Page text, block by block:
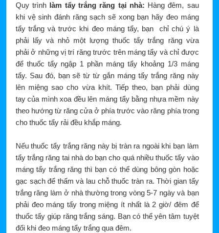
Quy trình làm tẩy trắng răng tại nhà: Hàng đêm, sau
khi vệ sinh đánh răng sạch sẽ xong bạn hãy đeo máng
tẩy trắng và trước khi đeo máng tẩy, bạn chỉ chú ý là
phải lấy và nhỏ một lượng thuốc tẩy trắng răng vừa
phải ở những vị trí răng trước trên máng tẩy và chỉ được
để thuốc tẩy ngập 1 phần máng tẩy khoảng 1/3 máng
tẩy. Sau đó, bạn sẽ từ từ gắn máng tẩy trắng răng này
lên miệng sao cho vừa khít. Tiếp theo, bạn phải dùng
tay của mình xoa đều lên máng tẩy bằng nhựa mềm này
theo hướng từ răng cửa ở phía trước vào răng phía trong
cho thuốc tẩy rải đều khắp máng.
Nếu thuốc tẩy trắng răng này bị tràn ra ngoài khi bạn làm
tẩy trắng răng tai nhà do bạn cho quá nhiều thuốc tẩy vào
máng tẩy trắng răng thì bạn có thể dùng bông gòn hoặc
gạc sạch để thấm và lau chỗ thuốc tràn ra. Thời gian tẩy
trắng răng làm ở nhà thường trong vòng 5-7 ngày và bạn
phải đeo máng tẩy trong miệng ít nhất là 2 giờ/ đêm để
thuốc tẩy giúp răng trắng sáng. Bạn có thể yên tâm tuyệt
đối khi đeo máng tẩy trắng qua đêm.